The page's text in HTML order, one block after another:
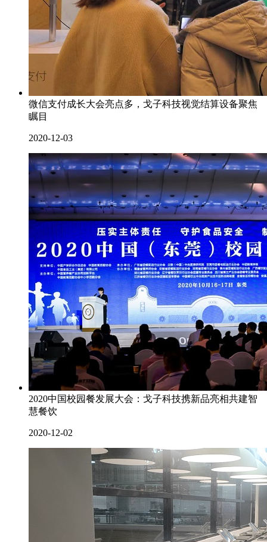
微信支付成长大会亮点多，戈子科技视觉结算设备聚焦
瞩目
2020-12-03
2020中国校园餐发展大会：戈子科技携新品亮相共建智
慧餐饮
2020-12-02